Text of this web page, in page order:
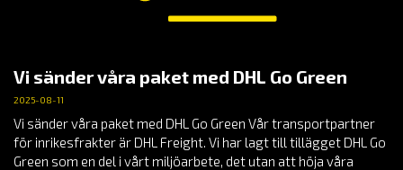
Vi sänder våra paket med DHL Go Green
2025-08-11
Vi sänder våra paket med DHL Go Green Vår transportpartner
för inrikesfrakter är DHL Freight. Vi har lagt till tillägget DHL Go
Green som en del i vårt miljöarbete, det utan att höja våra